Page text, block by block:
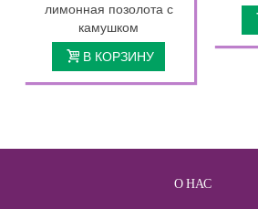
лимонная позолота с
камушком
В КОРЗИНУ
О НАС